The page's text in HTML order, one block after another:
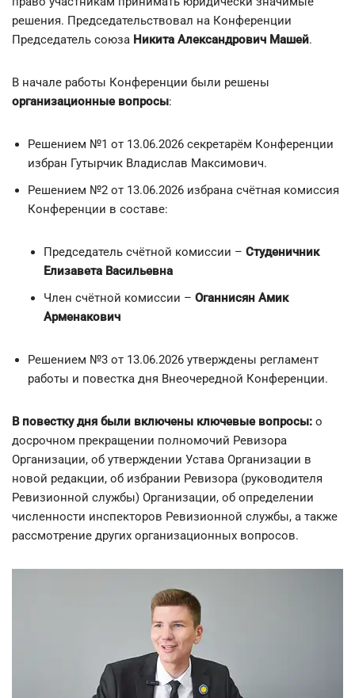
решения. Председательствовал на Конференции
Председатель союза Никита Александрович Машей.
В начале работы Конференции были решены
организационные вопросы:
Решением №1 от 13.06.2026 секретарём Конференции
избран Гутырчик Владислав Максимович.
Решением №2 от 13.06.2026 избрана счётная комиссия
Конференции в составе:
Председатель счётной комиссии – Студеничник
Елизавета Васильевна
Член счётной комиссии – Оганнисян Амик
Арменакович
Решением №3 от 13.06.2026 утверждены регламент
работы и повестка дня Внеочередной Конференции.
В повестку дня были включены ключевые вопросы: о
досрочном прекращении полномочий Ревизора
Организации, об утверждении Устава Организации в
новой редакции, об избрании Ревизора (руководителя
Ревизионной службы) Организации, об определении
численности инспекторов Ревизионной службы, а также
рассмотрение других организационных вопросов.